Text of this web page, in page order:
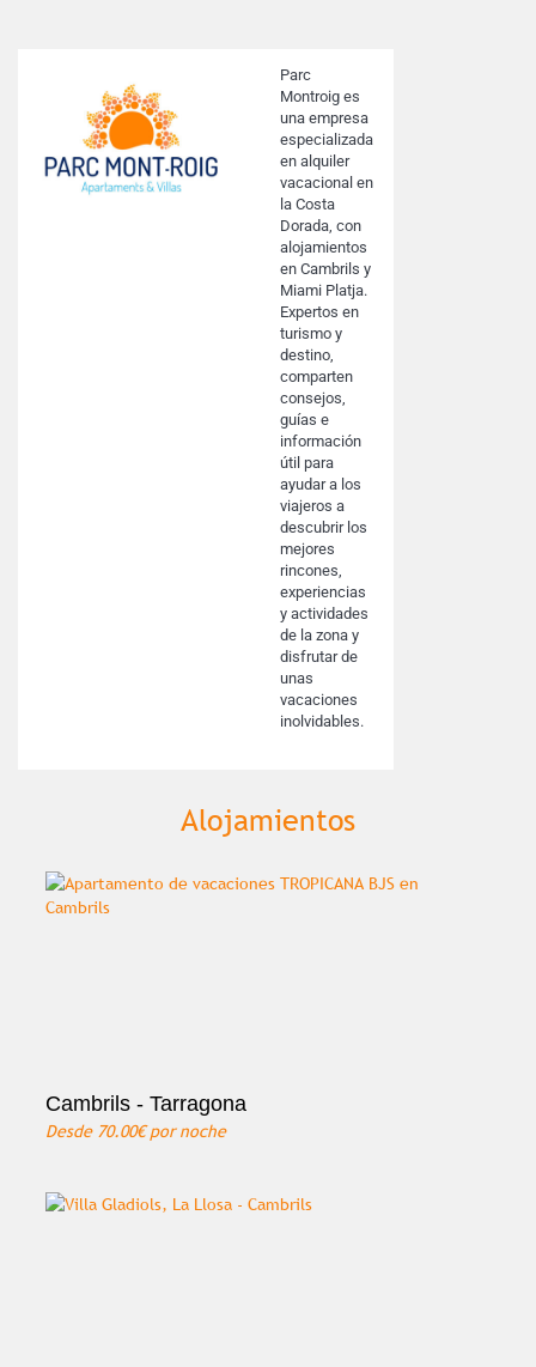
Parc
Montroig es
una empresa
especializada
en alquiler
vacacional en
la Costa
Dorada, con
alojamientos
en Cambrils y
Miami Platja.
Expertos en
turismo y
destino,
comparten
consejos,
guías e
información
útil para
ayudar a los
viajeros a
descubrir los
mejores
rincones,
experiencias
y actividades
de la zona y
disfrutar de
unas
vacaciones
inolvidables.
Alojamientos
Cambrils - Tarragona
Desde 70.00€por noche